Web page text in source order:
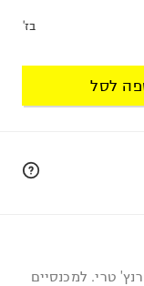
בז'
לסל
פרנץ' טרי. למכנסיים